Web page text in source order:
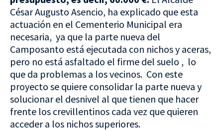
César Augusto Asencio, ha explicado que esta
actuación en el Cementerio Municipal era
necesaria, ya que la parte nueva del
Camposanto está ejecutada con nichos y aceras,
pero no está asfaltado el firme del suelo , lo
que da problemas a los vecinos. Con este
proyecto se quiere consolidar la parte nueva y
solucionar el desnivel al que tienen que hacer
frente los crevillentinos cada vez que quieren
acceder a los nichos superiores.